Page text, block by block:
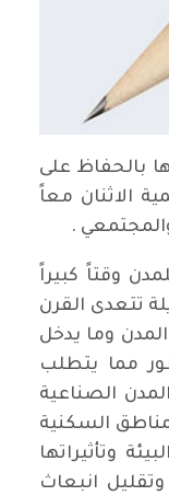
بالحفاظ على
الاثنان معاً
.
وقتاً كبيراً
تتعدى القرن
وما يدخل
مما يتطلب
الصناعية
السكنية
وتأثيراتها
انبعاث